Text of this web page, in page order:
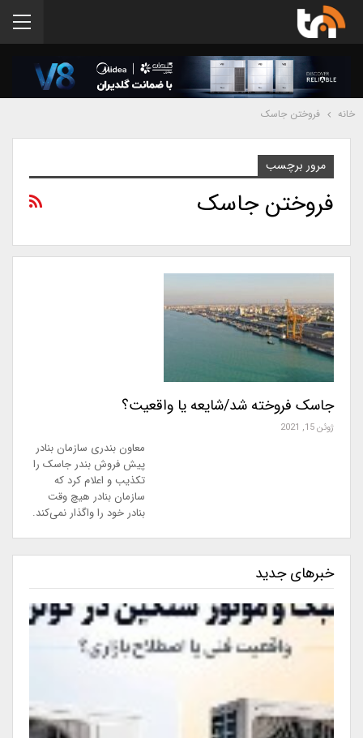
خانه فروختن جاسک
مرور برچسب
فروختن جاسک
جاسک فروخته شد/شایعه یا واقعیت؟
ژوئن 15, 2021
معاون بندری سازمان بنادر
پیش فروش بندر جاسک را
تکذیب و اعلام کرد که
سازمان بنادر هیچ وقت
بنادر خود را واگذار نمی‌کند.
خبرهای جدید